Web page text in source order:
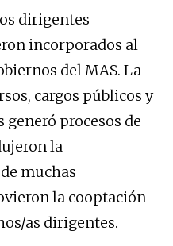
dirigentes
incorporados al
del MAS. La
cargos públicos y
procesos de
la
muchas
la cooptación
as dirigentes.